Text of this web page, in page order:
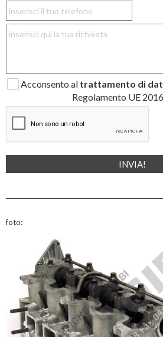
Acconsento al trattamento di
Regolamento UE
foto: